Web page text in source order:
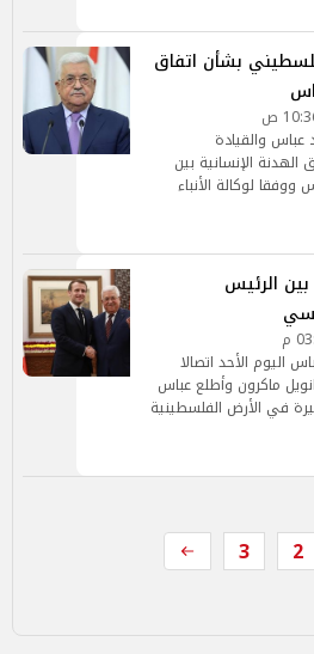
بشأن اتفاق
والقيادة
الهدنة الإنسانية بين
ووفقا لوكالة الأنباء
الرئيس
الأحد اتصالا
ماكرون وأطلع عباس
في الأرض الفلسطينية
2
3